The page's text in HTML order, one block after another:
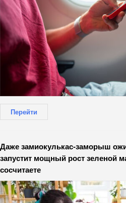
Перейти
Даже замиокулькас-заморыш
запустит мощный рост зеленой
сосчитаете